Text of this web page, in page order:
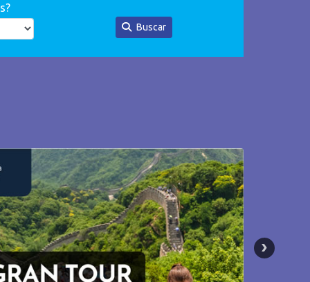
Buscar